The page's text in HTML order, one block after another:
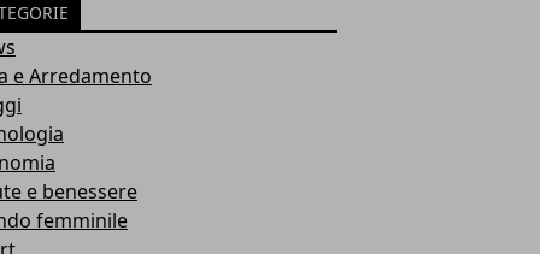
e Arredamento
e benessere
femminile